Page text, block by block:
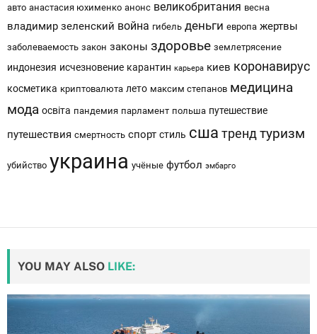
авто анастасия юхименко анонс великобритания весна
владимир зеленский война гибель деньги европа жертвы
заболеваемость закон законы здоровье землетрясение
индонезия исчезновение карантин карьера киев коронавирус
косметика криптовалюта лето максим степанов медицина
мода освіта пандемия парламент польша путешествие
путешествия смертность спорт стиль сша тренд туризм
убийство украина учёные футбол эмбарго
YOU MAY ALSO LIKE: